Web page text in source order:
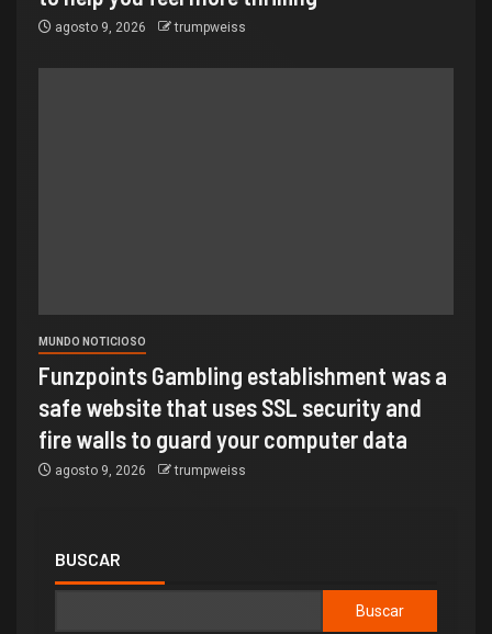
agosto 9, 2026 trumpweiss
MUNDO NOTICIOSO
Funzpoints Gambling establishment was a
safe website that uses SSL security and
fire walls to guard your computer data
agosto 9, 2026 trumpweiss
BUSCAR
Buscar